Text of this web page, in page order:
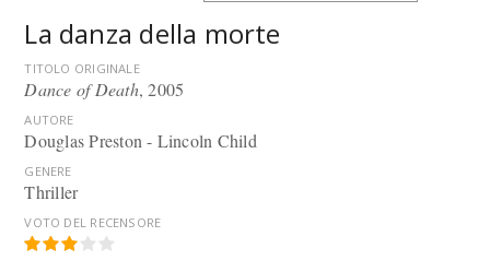
La danza della morte
TITOLO ORIGINALE
Dance of Death, 2005
AUTORE
Douglas Preston - Lincoln Child
GENERE
Thriller
VOTO DEL RECENSORE